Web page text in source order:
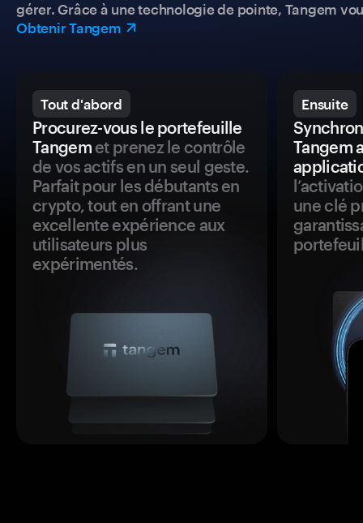
gérer. Grâce à une technologie de pointe, Tangem
Obtenir Tangem
Tout d'abord
Procurez-vous le portefeuille
Tangemet prenez le contrôle
de vos actifs en un seul geste.
Parfait pour les débutants en
crypto, tout en offrant une
excellente expérience aux
utilisateurs plus
expérimentés.
Ensuite
Tangem
une clé